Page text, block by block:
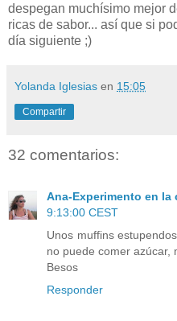
despegan muchísimo mejor
ricas de sabor... así que si
día siguiente ;)
Yolanda Iglesias en 15:05
Compartir
32 comentarios:
Ana-Experimento en la
9:13:00 CEST
Unos muffins
no puede comer azúcar,
Besos
Responder